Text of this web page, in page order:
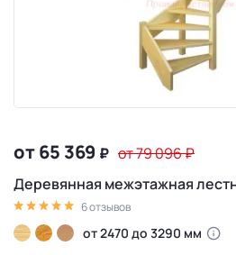
от 65 369 ₽ от 79 096₽
Деревянная межэтажная
6 отзывов
от 2470 до 3290 мм